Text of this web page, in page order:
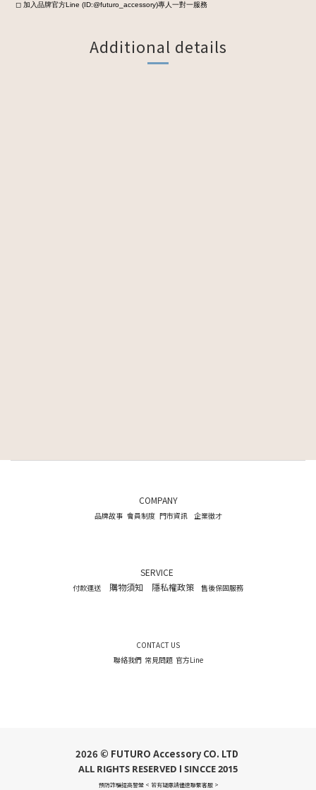
◻︎ 加入品牌官方Line (ID:@futuro_accessory)專人一對一服務
Additional details
COMPANY
品牌故事 會員制度 門市資訊 企業徵才
SERVICE
付款運送 購物須知 隱私權政策 售後保固服務
CONTACT US
聯絡我們 常見問題 官方Line
2026 © FUTURO Accessory CO. LTD
ALL RIGHTS RESERVED l SINCCE 2015
預防詐騙提高警覺 < 若有疑慮請儘速聯繫客服 >